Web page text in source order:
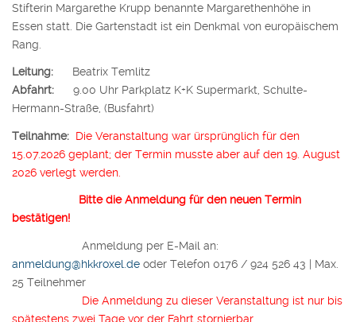
Stifterin Margarethe Krupp benannte Margarethenhöhe in
Essen statt. Die Gartenstadt ist ein Denkmal von europäischem
Rang.
Leitung: Beatrix Temlitz
Abfahrt: 9.00 Uhr Parkplatz K+K Supermarkt, Schulte-
Hermann-Straße, (Busfahrt)
Teilnahme: Die Veranstaltung war ürsprünglich für den
15.07.2026 geplant; der Termin musste aber auf den 19. August
2026 verlegt werden.
Bitte die Anmeldung für den neuen Termin
bestätigen!
Anmeldung per E-Mail an:
anmeldung@hkkroxel.de oder Telefon 0176 / 924 526 43 | Max.
25 Teilnehmer
Die Anmeldung zu dieser Veranstaltung ist nur bis
spätestens zwei Tage vor der Fahrt stornierbar.